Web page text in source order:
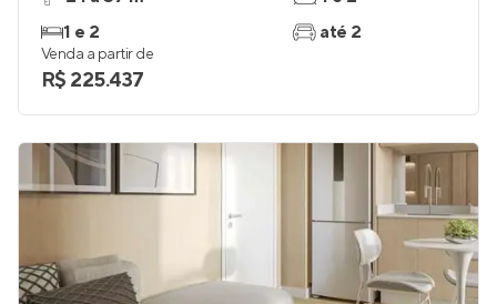
1 e 2
até 2
Venda a partir de
R$ 225.437